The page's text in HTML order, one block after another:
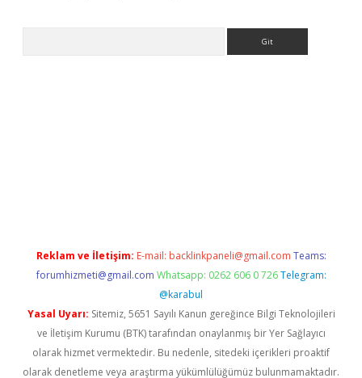
Reklam ve İletişim: E-mail: backlinkpaneli@gmail.com Teams:
forumhizmeti@gmail.com Whatsapp: 0262 606 0 726 Telegram:
@karabul
Yasal Uyarı: Sitemiz, 5651 Sayılı Kanun gereğince Bilgi Teknolojileri
ve İletişim Kurumu (BTK) tarafından onaylanmış bir Yer Sağlayıcı
olarak hizmet vermektedir. Bu nedenle, sitedeki içerikleri proaktif
olarak denetleme veya araştırma yükümlülüğümüz bulunmamaktadır.